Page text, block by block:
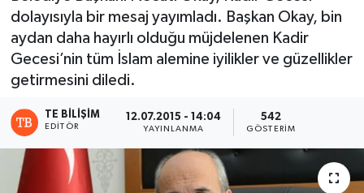
dolayısıyla bir mesaj yayımladı. Başkan Okay, bin
aydan daha hayırlı olduğu müjdelenen Kadir
Gecesi’nin tüm İslam alemine iyilikler ve güzellikler
getirmesini diledi.
TE BILIŞIM
EDITÖR
12.07.2015 - 14:04
YAYINLANMA
542
GÖSTERIM
Son Dakika Haberleri
Haber Arşivi